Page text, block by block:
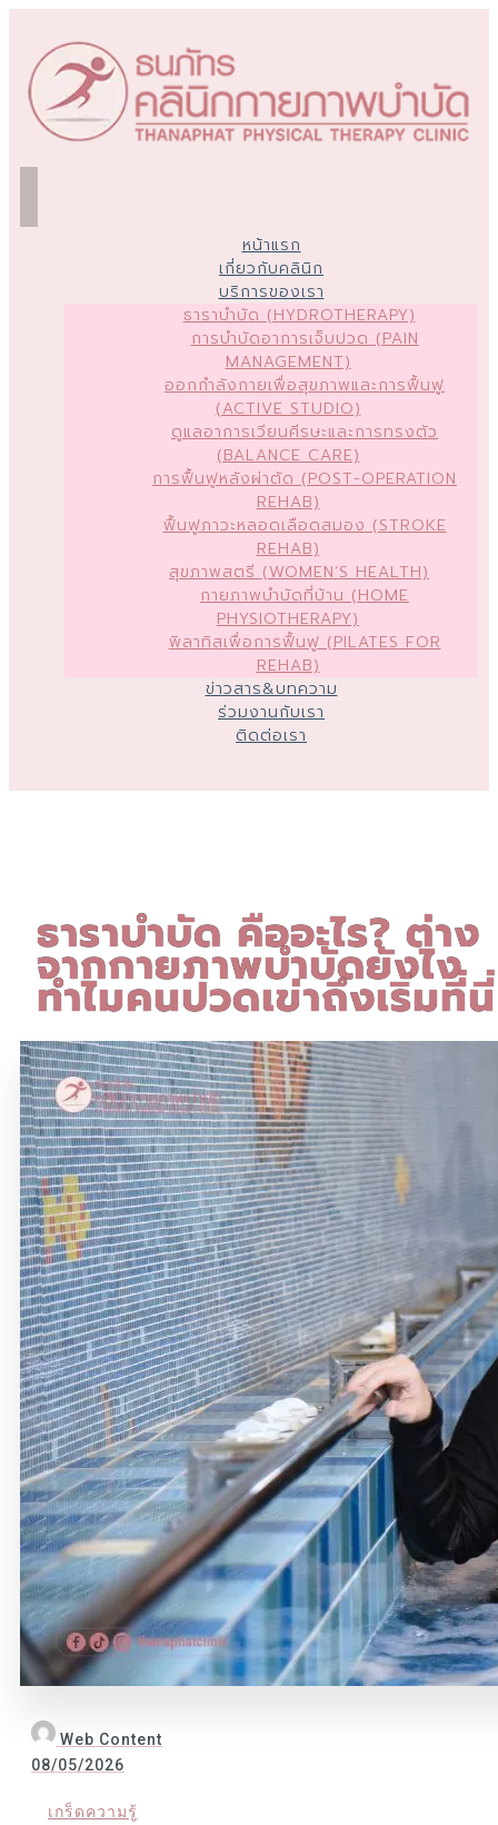
หน้าแรก
เกี่ยวกับคลินิก
บริการของเรา
ธาราบำบัด (HYDROTHERAPY)
การบำบัดอาการเจ็บปวด (PAIN
MANAGEMENT)
ออกกำลังกายเพื่อสุขภาพและการฟื้นฟู
(ACTIVE STUDIO)
ดูแลอาการเวียนศีรษะและการทรงตัว
(BALANCE CARE)
การฟื้นฟูหลังผ่าตัด (POST-OPERATION
REHAB)
ฟื้นฟูภาวะหลอดเลือดสมอง (STROKE
REHAB)
สุขภาพสตรี (WOMEN’S HEALTH)
กายภาพบำบัดที่บ้าน (HOME
PHYSIOTHERAPY)
พิลาทิสเพื่อการฟื้นฟู (PILATES FOR
REHAB)
ข่าวสาร&บทความ
ร่วมงานกับเรา
ติดต่อเรา
ธาราบำบัด คืออะไร? ต่าง
จากกายภาพบำบัดยังไง
ทำไมคนปวดเข่าถึงเริ่มที่นี่
Web Content
08/05/2026
เกร็ดความรู้